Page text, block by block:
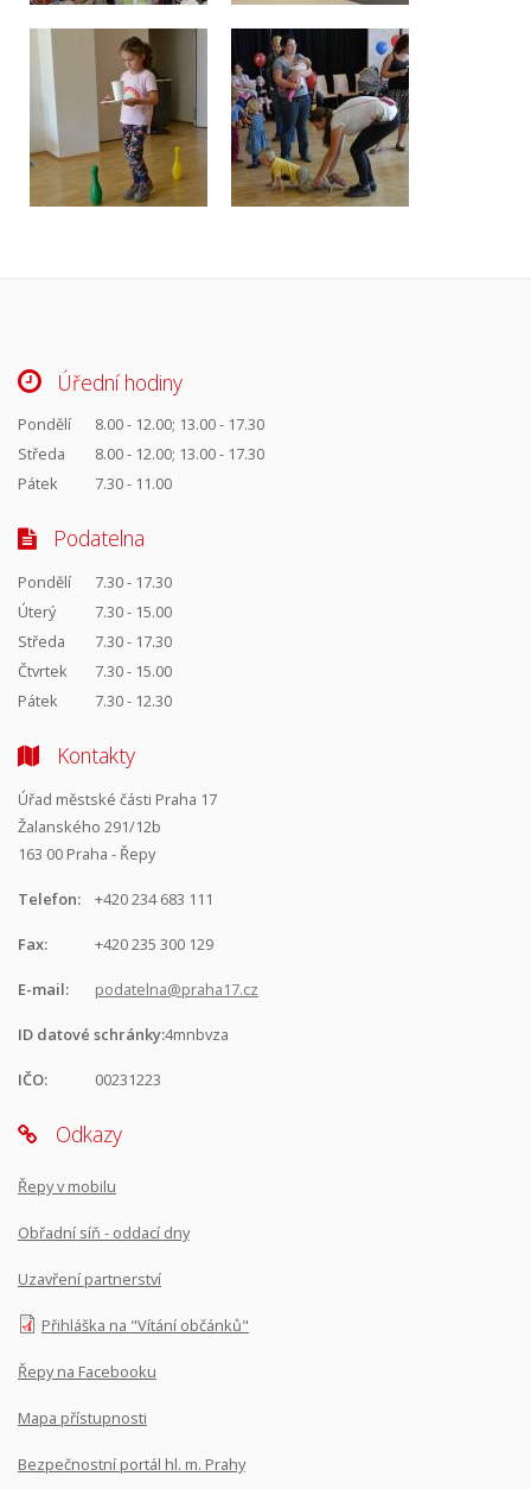
Úřední hodiny
Pondělí
8.00 - 12.00; 13.00 - 17.30
Středa
8.00 - 12.00; 13.00 - 17.30
Pátek
7.30 - 11.00
Podatelna
Pondělí
7.30 - 17.30
Úterý
7.30 - 15.00
Středa
7.30 - 17.30
Čtvrtek
7.30 - 15.00
Pátek
7.30 - 12.30
Kontakty
Úřad městské části Praha 17
Žalanského 291/12b
163 00 Praha - Řepy
Telefon: +420 234 683 111
Fax: +420 235 300 129
E-mail: podatelna@praha17.cz
ID datové schránky:4mnbvza
IČO: 00231223
Odkazy
Řepy v mobilu
Obřadní síň - oddací dny
Uzavření partnerství
Přihláška na "Vítání občánků"
Řepy na Facebooku
Mapa přístupnosti
Bezpečnostní portál hl. m. Prahy